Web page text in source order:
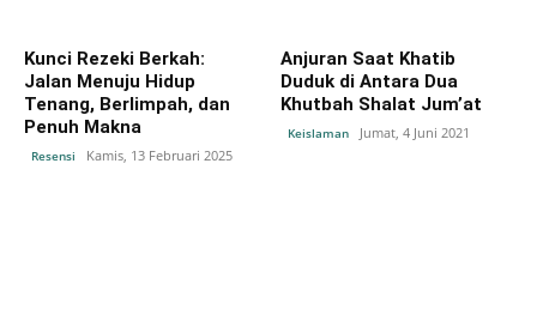
Kunci Rezeki Berkah:
Jalan Menuju Hidup
Tenang, Berlimpah, dan
Penuh Makna
Resensi Kamis, 13 Februari 2025
Anjuran Saat Khatib
Duduk di Antara Dua
Khutbah Shalat Jum’at
Keislaman Jumat, 4 Juni 2021